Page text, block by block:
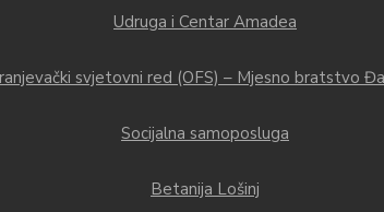
Udruga i Centar Amadea
svjetovni red (OFS) – Mjesno bratstvo
Socijalna samoposluga
Betanija Lošinj